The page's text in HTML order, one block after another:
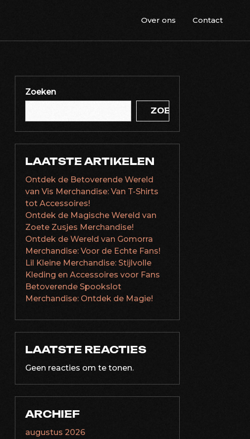
Over ons Contact
Zoeken
ZOEKEN
LAATSTE ARTIKELEN
Ontdek de Betoverende Wereld
van Vis Merchandise: Van T-Shirts
tot Accessoires!
Ontdek de Magische Wereld van
Zoete Zusjes Merchandise!
Ontdek de Wereld van Gomorra
Merchandise: Voor de Echte Fans!
Lil Kleine Merchandise: Stijlvolle
Kleding en Accessoires voor Fans
Betoverende Spookslot
Merchandise: Ontdek de Magie!
LAATSTE REACTIES
Geen reacties om te tonen.
ARCHIEF
augustus 2026